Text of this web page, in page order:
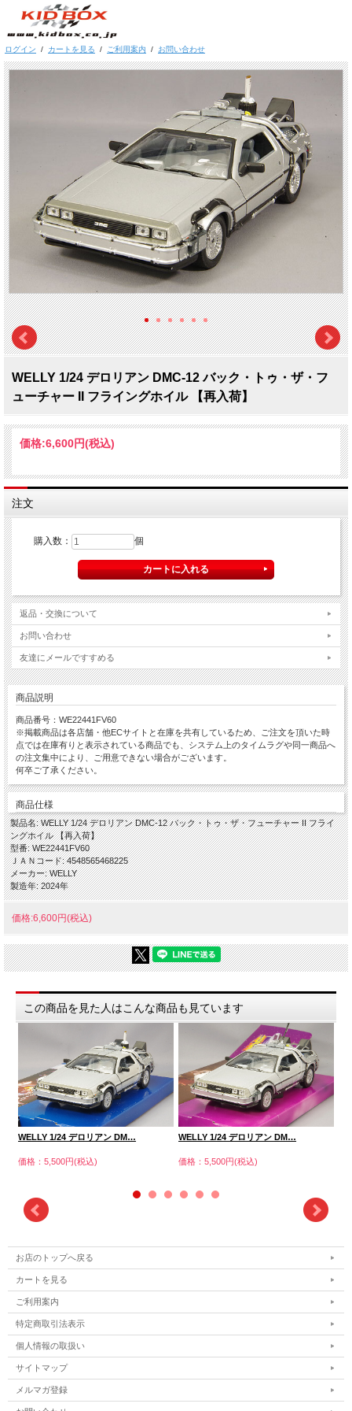
ログイン / カートを見る / ご利用案内 / お問い合わせ
WELLY 1/24 デロリアン DMC-12 バック・トゥ・ザ・フ
ューチャー II フライングホイル 【再入荷】
価格:6,600円(税込)
注文
購入数： 個
返品・交換について
お問い合わせ
友達にメールですすめる
商品説明
商品番号：WE22441FV60
※掲載商品は各店舗・他ECサイトと在庫を共有しているため、ご注文を頂いた時
点では在庫有りと表示されている商品でも、システム上のタイムラグや同一商品へ
の注文集中により、ご用意できない場合がございます。
何卒ご了承ください。
商品仕様
製品名: WELLY 1/24 デロリアン DMC-12 バック・トゥ・ザ・フューチャー II フライ
ングホイル 【再入荷】
型番: WE22441FV60
ＪＡＮコード: 4548565468225
メーカー: WELLY
製造年: 2024年
価格:6,600円(税込)
この商品を見た人はこんな商品も見ています
WELLY 1/24 デロリアン DM…
価格：5,500円(税込)
WELLY 1/24 デロリアン DM…
価格：5,500円(税込)
お店のトップへ戻る
カートを見る
ご利用案内
特定商取引法表示
個人情報の取扱い
サイトマップ
メルマガ登録